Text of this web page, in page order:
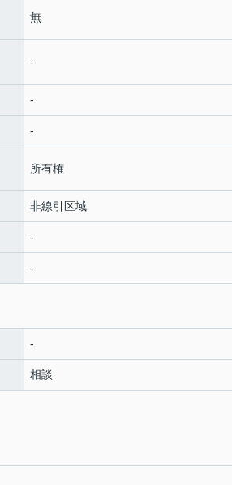
無
-
-
-
所有権
非線引区域
-
-
-
相談